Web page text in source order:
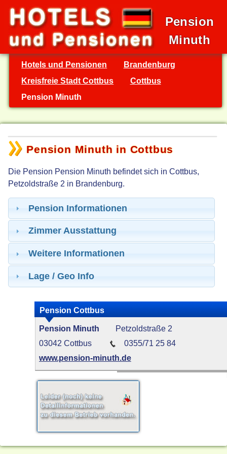
Pension
Minuth
Hotels und Pensionen
Brandenburg
Kreisfreie Stadt Cottbus
Cottbus
Pension Minuth
Pension Minuth in Cottbus
Die Pension Pension Minuth befindet sich in Cottbus,
Petzoldstraße 2 in Brandenburg.
Pension Informationen
Zimmer Ausstattung
Weitere Informationen
Lage / Geo Info
Pension Cottbus
Pension Minuth
Petzoldstraße 2
03042 Cottbus
0355/71 25 84
www.pension-minuth.de